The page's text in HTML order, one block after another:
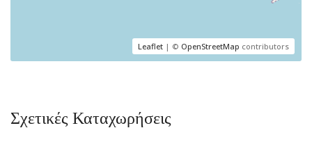
Leaflet | © OpenStreetMap contributors
Σχετικές Καταχωρήσεις